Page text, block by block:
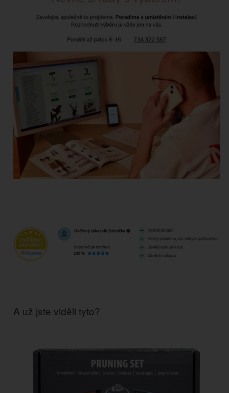
A už jste viděli tyto?